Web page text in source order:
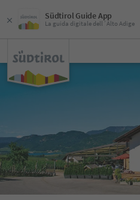
Südtirol Guide App
La guida digitale dell´Alto Adige